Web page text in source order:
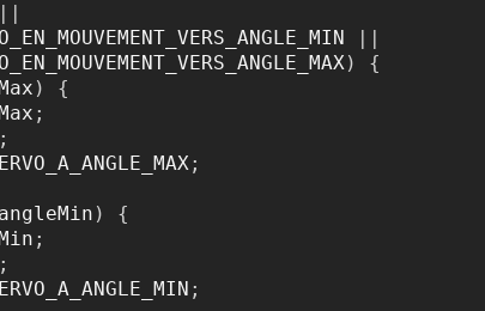
)
{
)
{
;
;
;
)
{
;
;
;